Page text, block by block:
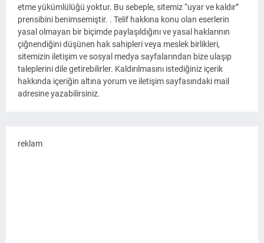
etme yükümlülüğü yoktur. Bu sebeple, sitemiz “uyar ve kaldır”
prensibini benimsemiştir. . Telif hakkına konu olan eserlerin
yasal olmayan bir biçimde paylaşıldığını ve yasal haklarının
çiğnendiğini düşünen hak sahipleri veya meslek birlikleri,
sitemizin iletişim ve sosyal medya sayfalarından bize ulaşıp
taleplerini dile getirebilirler. Kaldırılmasını istediğiniz içerik
hakkında içeriğin altına yorum ve iletişim sayfasındaki mail
adresine yazabilirsiniz.
reklam